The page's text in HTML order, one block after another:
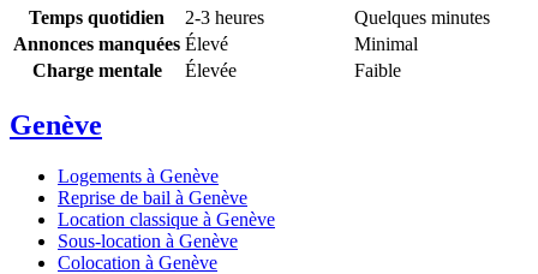
Temps quotidien
2-3 heures
Quelques minutes
Annonces manquées Élevé
Minimal
Charge mentale
Élevée Faible
Genève
Logements à Genève
Reprise de bail à Genève
Location classique à Genève
Sous-location à Genève
Colocation à Genève